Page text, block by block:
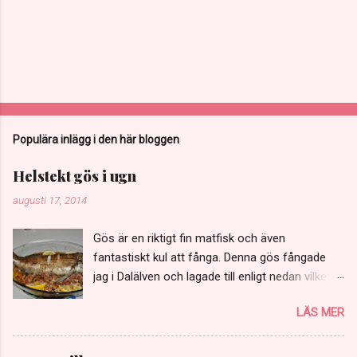
Populära inlägg i den här bloggen
Helstekt gös i ugn
augusti 17, 2014
Gös är en riktigt fin matfisk och även
fantastiskt kul att fånga. Denna gös fångade
jag i Dalälven och lagade till enligt nedan vilket
Fyll gärna på med kommentarer och feedback.
Smaklig måltid! 4 personer 1,5 kg urtagen gös
LÄS MER